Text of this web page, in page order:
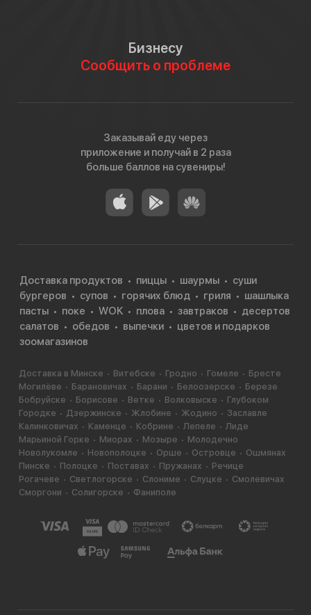
Бизнесу
Сообщить о проблеме
Заказывай еду через
приложение и получай в 2 раза
больше баллов на сувениры!
Доставка продуктов пиццы шаурмы
суши
бургеров
супов горячих блюд гриля
шашлыка
пасты
поке WOK плова завтраков
десертов
салатов
обедов выпечки
цветов и подарков
зоомагазинов
Доставка в Минске Витебске Гродно Гомеле
Бресте
Могилёве
Барановичах Барани Белоозерске
Березе
Бобруйске
Борисове Ветке Волковыске
Глубоком
Городке
Дзержинске Жлобине Жодино
Заславле
Калинковичах
Каменце Кобрине Лепеле
Лиде
Марьиной Горке
Миорах Мозыре
Молодечно
Новолукомле
Новополоцке Орше Островце
Ошмянах
Пинске
Полоцке Поставах Пружанах
Речице
Рогачеве
Светлогорске Слониме Слуцке
Смолевичах
Сморгони
Солигорске Фаниполе